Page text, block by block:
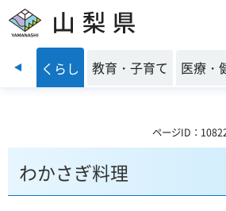
山梨県
前のスライドを表示
全 くらし 教育・子育て 医療・
ページID：
わかさぎ料理